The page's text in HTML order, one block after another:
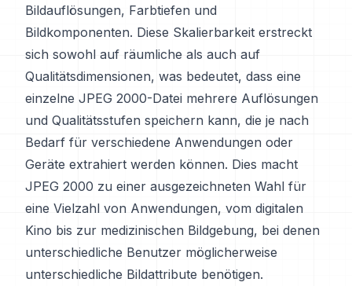
Bildauflösungen, Farbtiefen und
Bildkomponenten. Diese Skalierbarkeit erstreckt
sich sowohl auf räumliche als auch auf
Qualitätsdimensionen, was bedeutet, dass eine
einzelne JPEG 2000-Datei mehrere Auflösungen
und Qualitätsstufen speichern kann, die je nach
Bedarf für verschiedene Anwendungen oder
Geräte extrahiert werden können. Dies macht
JPEG 2000 zu einer ausgezeichneten Wahl für
eine Vielzahl von Anwendungen, vom digitalen
Kino bis zur medizinischen Bildgebung, bei denen
unterschiedliche Benutzer möglicherweise
unterschiedliche Bildattribute benötigen.